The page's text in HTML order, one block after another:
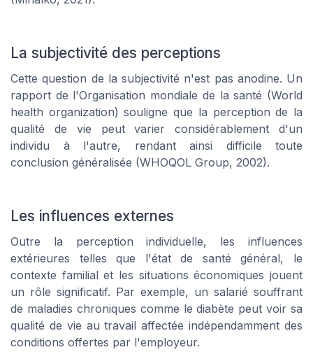
La subjectivité des perceptions
Cette question de la subjectivité n'est pas anodine. Un
rapport de l'Organisation mondiale de la santé (World
health organization) souligne que la perception de la
qualité de vie peut varier considérablement d'un
individu à l'autre, rendant ainsi difficile toute
conclusion généralisée (WHOQOL Group, 2002).
Les influences externes
Outre la perception individuelle, les influences
extérieures telles que l'état de santé général, le
contexte familial et les situations économiques jouent
un rôle significatif. Par exemple, un salarié souffrant
de maladies chroniques comme le diabète peut voir sa
qualité de vie au travail affectée indépendamment des
conditions offertes par l'employeur.